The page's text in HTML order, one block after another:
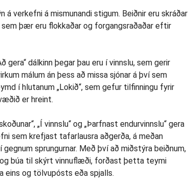
á verkefni á mismunandi stigum. Beiðnir eru skráðar
sem þær eru flokkaðar og forgangsraðaðar eftir
dálkinn þegar þau eru í vinnslu, sem gerir
málum án þess að missa sjónar á því sem
í hlutanum „Lokið“, sem gefur tilfinningu fyrir
er hreint.
„Í vinnslu“ og „Þarfnast endurvinnslu“ gera
sem krefjast tafarlausra aðgerða, á meðan
sprungurnar. Með því að miðstýra beiðnum,
búa til skýrt vinnuflæði, forðast þetta teymi
eins og tölvupósts eða spjalls.